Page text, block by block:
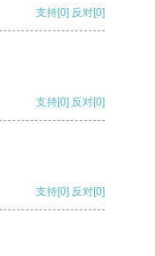
支持[0] 反对[0]
支持[0] 反对[0]
支持[0] 反对[0]